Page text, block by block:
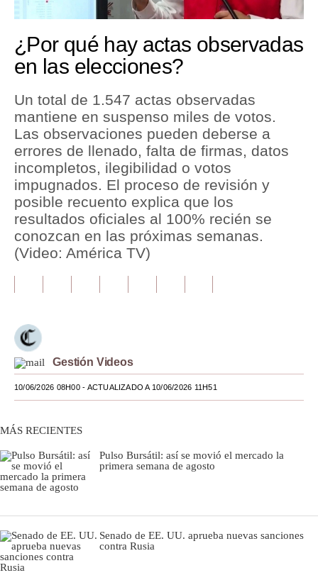
Finanzas Personales
Opinión
Editorial
Pregunta de hoy
Blogs
Tendencias
Estilos
México
España
Tecnología
Club del Suscriptor
01:28
¿Por qué hay actas observadas
en las elecciones?
Un total de 1.547 actas observadas
mantiene en suspenso miles de votos.
Las observaciones pueden deberse a
errores de llenado, falta de firmas, datos
incompletos, ilegibilidad o votos
impugnados. El proceso de revisión y
posible recuento explica que los
resultados oficiales al 100% recién se
conozcan en las próximas semanas.
(Video: América TV)
Gestión Videos
10/06/2026 08H00- ACTUALIZADO A 10/06/2026 11H51
MÁS RECIENTES
Pulso Bursátil: así se movió el mercado la
primera semana de agosto
Senado de EE. UU. aprueba nuevas sanciones
contra Rusia